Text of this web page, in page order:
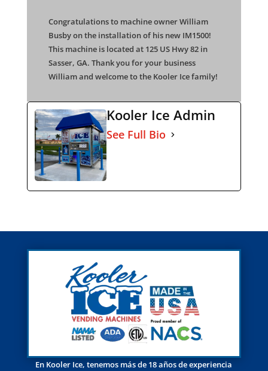
Congratulations to machine owner William
Busby on the installation of his new IM1500!
This machine is located at 125 US Hwy 82 in
Sasser, GA. Thank you for your business
William and welcome to the Kooler Ice family!
Kooler Ice Admin
See Full Bio
En Kooler Ice, tenemos más de 18 años de experiencia